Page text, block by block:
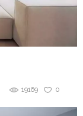
0
19169